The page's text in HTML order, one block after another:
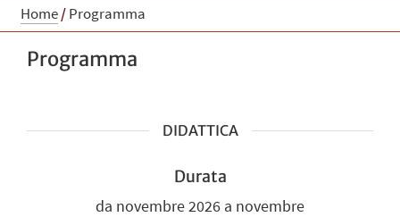
Home/Programma
Programma
DIDATTICA
Durata
da novembre 2026 a novembre